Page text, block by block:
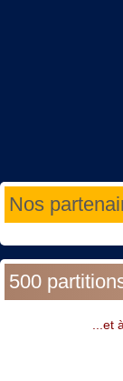
Nos
500
...et
Année
précédente
Mois
précédent
Année
suivante
Mois
suivant